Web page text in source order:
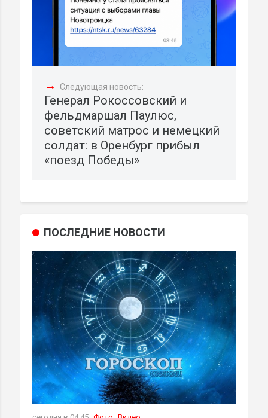
→ Следующая новость:
Генерал Рокоссовский и
фельдмаршал Паулюс,
советский матрос и немецкий
солдат: в Оренбург прибыл
«поезд Победы»
ПОСЛЕДНИЕ НОВОСТИ